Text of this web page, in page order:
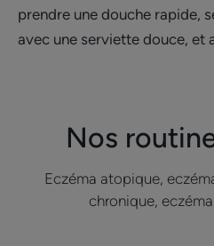
prendre une douche rapide,
avec une serviette douce, et
Nos
Eczéma atopique,
chronique,